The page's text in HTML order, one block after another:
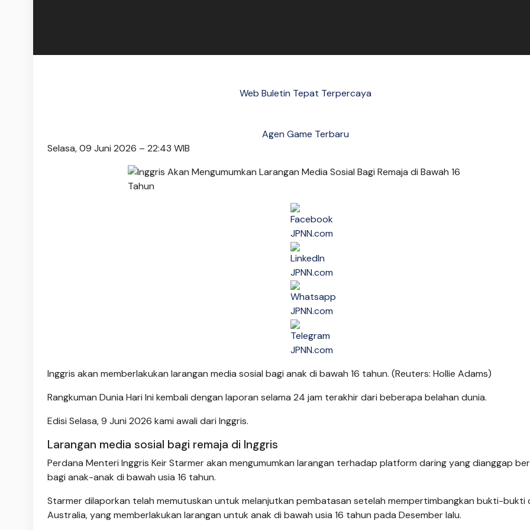
Web Buletin Tepat Terpercaya
Agen Game Terbaru
Selasa, 09 Juni 2026 – 22:43 WIB
Inggris akan memberlakukan larangan media sosial bagi anak di bawah 16 tahun. (Reuters: Hollie Adams)
Rangkuman Dunia Hari Ini kembali dengan laporan selama 24 jam terakhir dari beberapa belahan dunia.
Edisi Selasa, 9 Juni 2026 kami awali dari Inggris.
Larangan media sosial bagi remaja di Inggris
Perdana Menteri Inggris Keir Starmer akan mengumumkan larangan terhadap platform daring yang dianggap
bagi anak-anak di bawah usia 16 tahun.
Starmer dilaporkan telah memutuskan untuk melanjutkan pembatasan setelah mempertimbangkan bukti-bukti
Australia, yang memberlakukan larangan untuk anak di bawah usia 16 tahun pada Desember lalu.